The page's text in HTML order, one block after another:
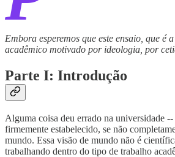
Embora esperemos que este ensaio, que
acadêmico motivado por ideologia, por
Parte I: Introdução
Alguma coisa deu errado na universidade
firmemente estabelecido, se não
mundo. Essa visão de mundo não é
trabalhando dentro do tipo de trabalho